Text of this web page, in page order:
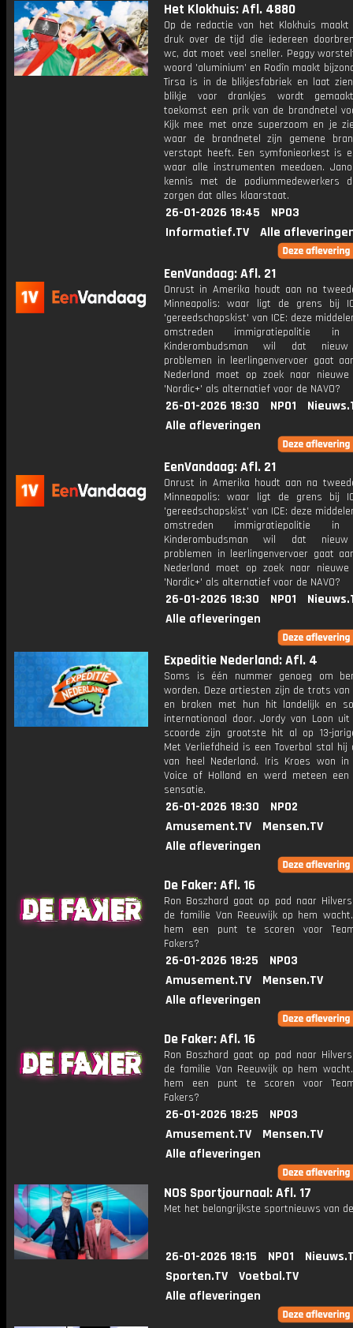
Het Klokhuis: Afl. 4880
Op de redactie van het Klokhuis maakt
druk over de tijd die iedereen
wc, dat moet veel sneller. Peggy
woord 'aluminium' en Rodîn maakt
Tirsa is in de blikjesfabriek en laat
blikje voor drankjes wordt
toekomst een prik van de brandnetel
Kijk mee met onze superzoom en je
waar de brandnetel zijn gemene
verstopt heeft. Een symfonieorkest is
waar alle instrumenten meedoen.
kennis met de podiummedewerkers
zorgen dat alles klaarstaat.
26-01-2026 18:45
NPO3
Informatief.TV
Alle
EenVandaag: Afl. 21
Onrust in Amerika houdt aan na
Minneapolis: waar ligt de grens bij
'gereedschapskist' van ICE: deze
omstreden immigratiepolitie
Kinderombudsman wil dat
problemen in leerlingenvervoer gaat
Nederland moet op zoek naar nieuwe
'Nordic+' als alternatief voor de NAVO?
26-01-2026 18:30 NPO1
Alle afleveringen
EenVandaag: Afl. 21
Onrust in Amerika houdt aan na
Minneapolis: waar ligt de grens bij
'gereedschapskist' van ICE: deze
omstreden immigratiepolitie
Kinderombudsman wil dat
problemen in leerlingenvervoer gaat
Nederland moet op zoek naar nieuwe
'Nordic+' als alternatief voor de NAVO?
26-01-2026 18:30 NPO1
Alle afleveringen
Expeditie Nederland: Afl. 4
Soms is één nummer genoeg om
worden. Deze artiesten zijn de trots van
en braken met hun hit landelijk en
internationaal door. Jordy van Loon uit
scoorde zijn grootste hit al op 13-
Met Verliefdheid is een Toverbal stal hij
van heel Nederland. Iris Kroes won in
Voice of Holland en werd meteen een
sensatie.
26-01-2026 18:30
NPO2
Amusement.TV
Mensen.TV
Alle afleveringen
De Faker: Afl. 16
Ron Boszhard gaat op pad naar
de familie Van Reeuwijk op hem
hem een punt te scoren voor
Fakers?
26-01-2026 18:25
NPO3
Amusement.TV
Mensen.TV
Alle afleveringen
De Faker: Afl. 16
Ron Boszhard gaat op pad naar
de familie Van Reeuwijk op hem
hem een punt te scoren voor
Fakers?
26-01-2026 18:25
NPO3
Amusement.TV
Mensen.TV
Alle afleveringen
NOS Sportjournaal: Afl. 17
Met het belangrijkste sportnieuws van
26-01-2026 18:15 NPO1
Sporten.TV
Voetbal.TV
Alle afleveringen